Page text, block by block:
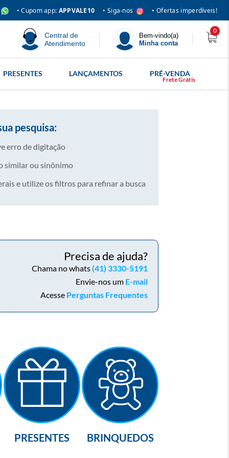
• Cupom app: APPVALE10 • Siga-nos • Ofertas imperdíveis!
Central de
Atendimento
Bem-vindo(a)
Minha conta
0
PRESENTES LANÇAMENTOS PRÉ-VENDA
pesquisa:
erro de digitação
similar ou sinônimo
e utilize os filtros para refinar a busca
Precisa de ajuda?
Chama no whats(41) 3330-5191
Envie-nos um E-mail
Acesse Perguntas Frequentes
PRESENTES BRINQUEDOS